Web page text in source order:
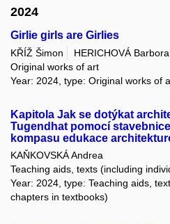
2024
Girlie girls are Girlies
KŘÍŽ Šimon
HERICHOVÁ Barbora
Original works of art
Year: 2024, type: Original works of
Kapitola Jak se dotýkat
Tugendhat pomocí
kompasu edukace
KAŇKOVSKÁ Andrea
Teaching aids, texts (including
Year: 2024, type: Teaching aids,
chapters in textbooks)